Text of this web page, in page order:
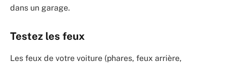
dans un garage.
Testez les feux
Les feux de votre voiture (phares, feux arrière,